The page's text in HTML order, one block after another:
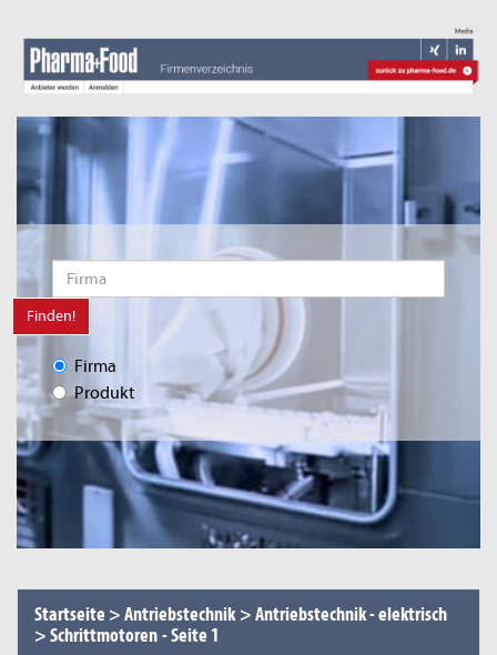
Finden!
Firma
Produkt
Startseite >Antriebstechnik >Antriebstechnik - elektrisch
>Schrittmotoren-Seite 1